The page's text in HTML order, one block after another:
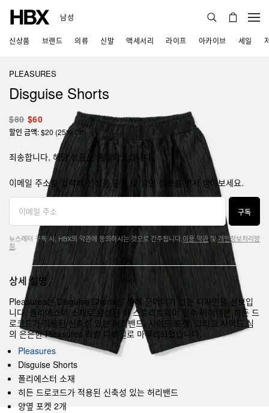
남성
신상품 브랜드 의류 신발 액세서리 라이프 아카이브 세일
PLEASURES
Disguise Shorts
$80 $60
할인 금액: $20 (25% Off)
죄송합니다, 해당 상품은 품절되었습니다.
이메일 주소를 입력해 신상품 론칭 및 할인 정보를 먼저 받아보세요.
구독
뉴스레터 구독 시, HBX의 약관에 동의하시는 것으로 간주됩니다. 이용 약관및 개인정보처리방
침
상세 설명
Pleasures는 Disguise Shorts를 통해 군더더기 없는 디자인을 선보입
니다. 폴리에스터 소재로 완성된 이 스트리트웨어 필수 아이템은 히든 드
로코드가 적용된 신축성 있는 허리밴드, 사이드 포켓, 그리고 사이드 심
의 은은한 Pleasures 라벨 디테일로 마무리되었습니다.
Pleasures
Disguise Shorts
폴리에스터 소재
히든 드로코드가 적용된 신축성 있는 허리밴드
양옆 포켓 2개